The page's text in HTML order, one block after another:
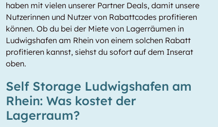
haben mit vielen unserer Partner Deals, damit unsere
Nutzerinnen und Nutzer von Rabattcodes profitieren
können. Ob du bei der Miete von Lagerräumen in
Ludwigshafen am Rhein von einem solchen Rabatt
profitieren kannst, siehst du sofort auf dem Inserat
oben.
Self Storage Ludwigshafen am
Rhein: Was kostet der
Lagerraum?